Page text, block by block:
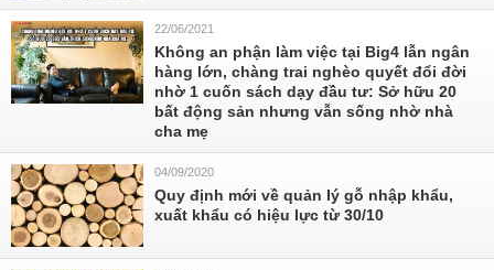
22/06/2021
Không an phận làm việc tại Big4 lẫn ngân
hàng lớn, chàng trai nghèo quyết đổi đời
nhờ 1 cuốn sách dạy đầu tư: Sở hữu 20
bất động sản nhưng vẫn sống nhờ nhà
cha mẹ
04/09/2020
Quy định mới về quản lý gỗ nhập khẩu,
xuất khẩu có hiệu lực từ 30/10